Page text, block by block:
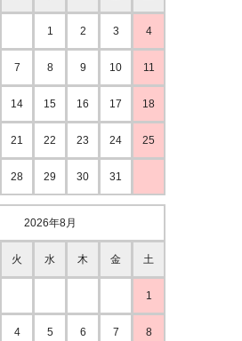
1 2 3 4
7 8 9 10 11
14 15 16 17 18
21 22 23 24 25
28 29 30 31
2026年8月
火 水 木 金 土
1
4 5 6 7 8